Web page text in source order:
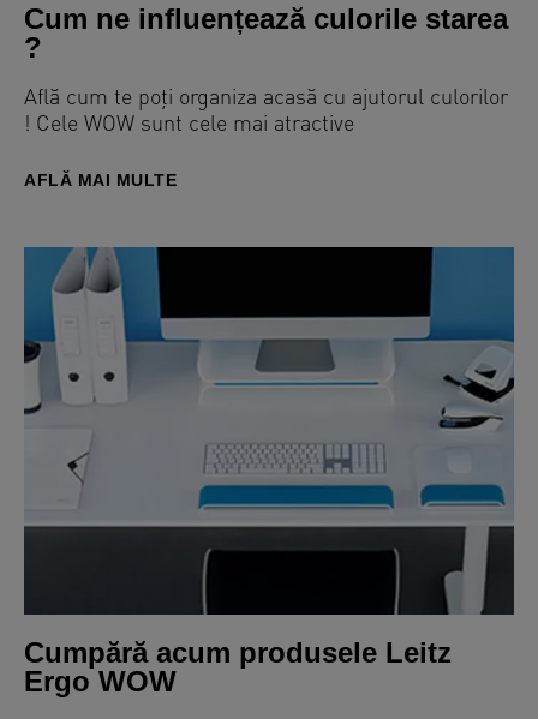
Cum ne influențează culorile starea
?
Află cum te poți organiza acasă cu ajutorul culorilor
! Cele WOW sunt cele mai atractive
AFLĂ MAI MULTE
Cumpără acum produsele Leitz
Ergo WOW